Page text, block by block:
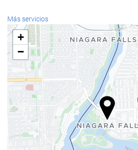
Servicios de recepción
Recepción 24 horas
Guardaequipaje
Comida y bebida
Bar
Estacionamiento
Estacionamiento
Más servicios
+
−